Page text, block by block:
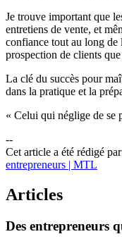
Je trouve important que
entretiens de vente, et
confiance tout au long de
prospection de clients
La clé du succès pour
dans la pratique et la
« Celui qui néglige de se
--
Cet article a été rédigé
entrepreneurs | MTL
Articles
Des entrepreneurs